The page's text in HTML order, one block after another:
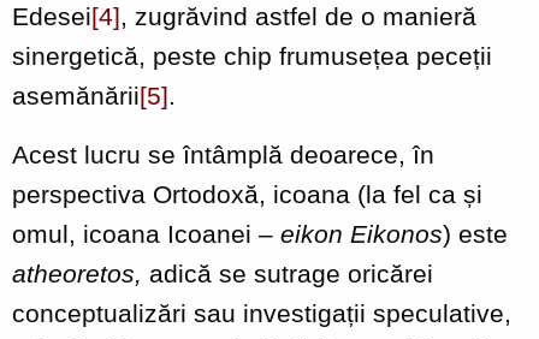
Edesei[4], zugrăvind astfel de o manieră
sinergetică, peste chip frumusețea peceții
asemănării[5].
Acest lucru se întâmplă deoarece, în
perspectiva Ortodoxă, icoana (la fel ca și
omul, icoana Icoanei – eikon Eikonos) este
atheoretos, adică se sutrage oricărei
conceptualizări sau investigații speculative,